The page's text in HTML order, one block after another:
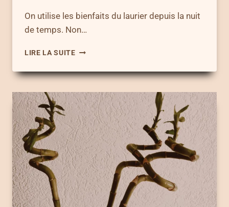
On utilise les bienfaits du laurier depuis la nuit
de temps. Non…
LIRE LA SUITEBIENFAITS
LAURIER
5
RITUELS
MAGIQUES